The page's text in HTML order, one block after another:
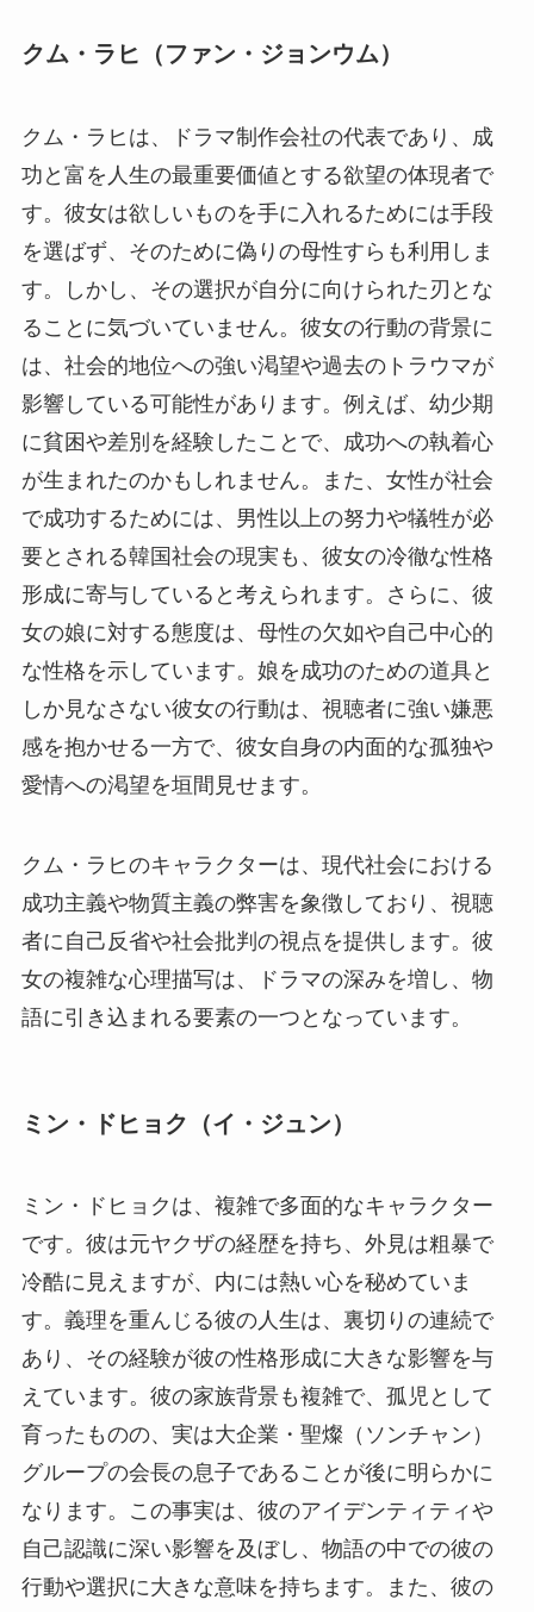
クム・ラヒ（ファン・ジョンウム）
クム・ラヒは、ドラマ制作会社の代表であり、成
功と富を人生の最重要価値とする欲望の体現者で
す。彼女は欲しいものを手に入れるためには手段
を選ばず、そのために偽りの母性すらも利用しま
す。しかし、その選択が自分に向けられた刃とな
ることに気づいていません。彼女の行動の背景に
は、社会的地位への強い渇望や過去のトラウマが
影響している可能性があります。例えば、幼少期
に貧困や差別を経験したことで、成功への執着心
が生まれたのかもしれません。また、女性が社会
で成功するためには、男性以上の努力や犠牲が必
要とされる韓国社会の現実も、彼女の冷徹な性格
形成に寄与していると考えられます。さらに、彼
女の娘に対する態度は、母性の欠如や自己中心的
な性格を示しています。娘を成功のための道具と
しか見なさない彼女の行動は、視聴者に強い嫌悪
感を抱かせる一方で、彼女自身の内面的な孤独や
愛情への渇望を垣間見せます。
クム・ラヒのキャラクターは、現代社会における
成功主義や物質主義の弊害を象徴しており、視聴
者に自己反省や社会批判の視点を提供します。彼
女の複雑な心理描写は、ドラマの深みを増し、物
語に引き込まれる要素の一つとなっています。
ミン・ドヒョク（イ・ジュン）
ミン・ドヒョクは、複雑で多面的なキャラクター
です。彼は元ヤクザの経歴を持ち、外見は粗暴で
冷酷に見えますが、内には熱い心を秘めていま
す。義理を重んじる彼の人生は、裏切りの連続で
あり、その経験が彼の性格形成に大きな影響を与
えています。彼の家族背景も複雑で、孤児として
育ったものの、実は大企業・聖燦（ソンチャン）
グループの会長の息子であることが後に明らかに
なります。この事実は、彼のアイデンティティや
自己認識に深い影響を及ぼし、物語の中での彼の
行動や選択に大きな意味を持ちます。また、彼の